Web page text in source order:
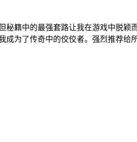
籍中的最强套路让我在游戏中脱
为了传奇中的佼佼者。强烈推荐给